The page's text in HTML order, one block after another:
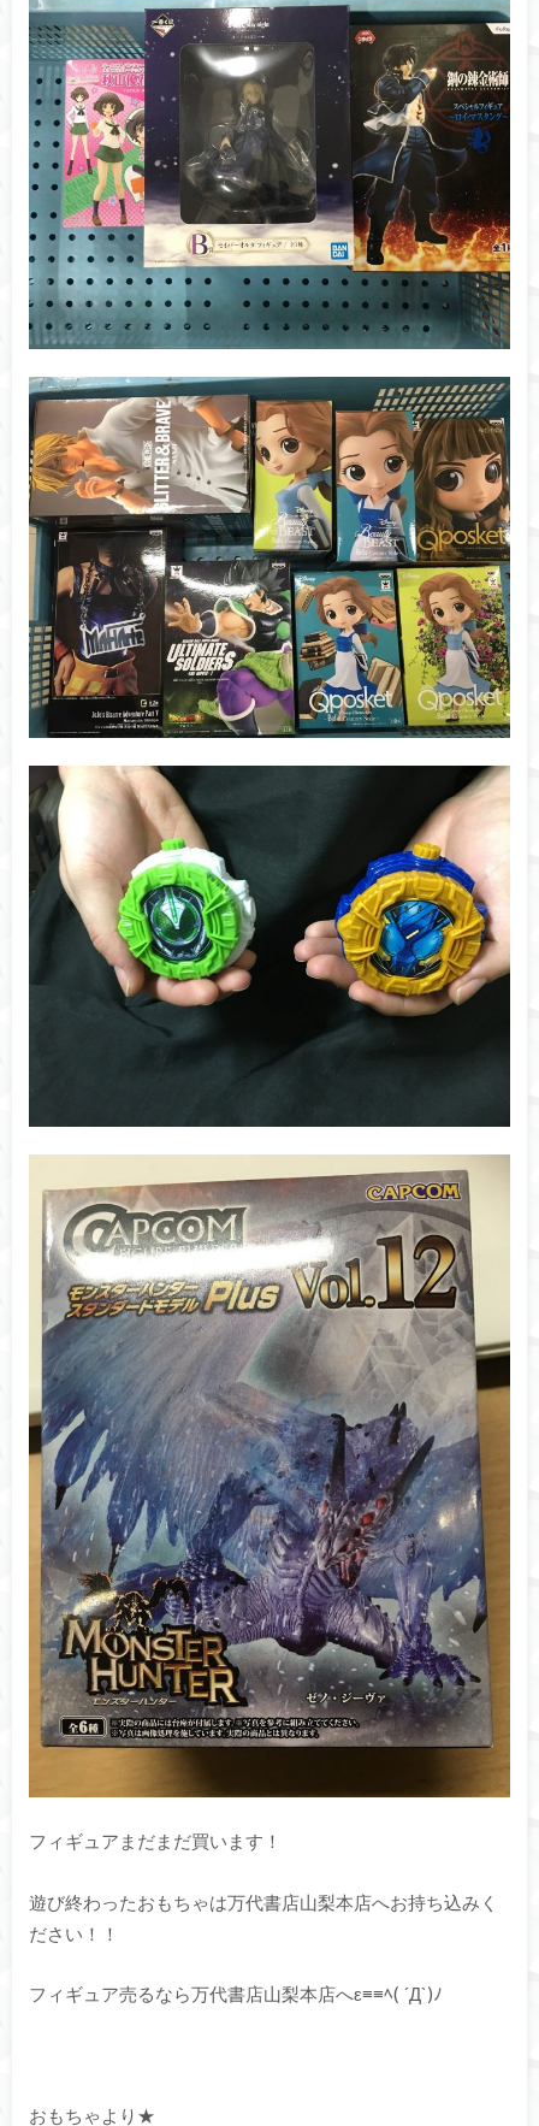
フィギュアまだまだ買います！
遊び終わったおもちゃは万代書店山梨本店へお持ち込みく
ださい！！
フィギュア売るなら万代書店山梨本店へε≡≡ﾍ( ´Д`)ﾉ
おもちゃより★